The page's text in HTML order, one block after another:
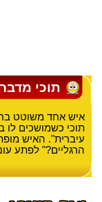
תוכי מדבר
איש אחד משוטט
תוכי כשמושכים לו
עיברית". האיש
הרגליים?" לפתע